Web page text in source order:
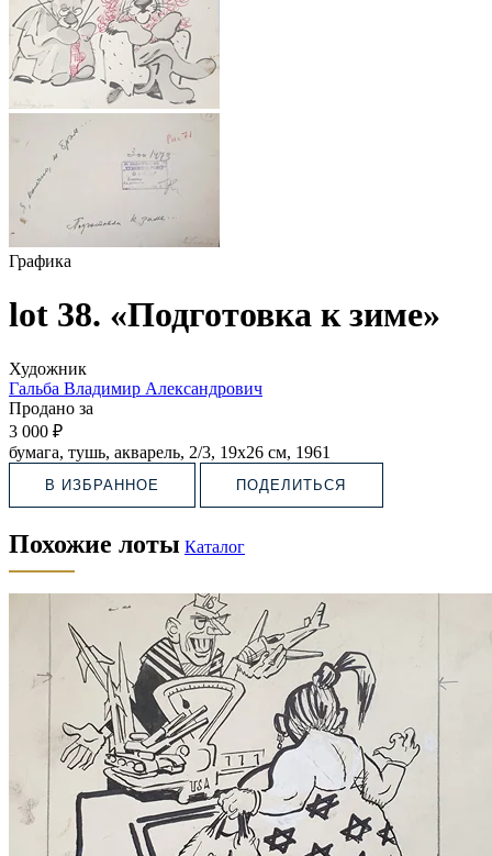
Графика
lot 38. «Подготовка к зиме»
Художник
Гальба Владимир Александрович
Продано за
3 000 ₽
бумага, тушь, акварель, 2/3, 19х26 см, 1961
В ИЗБРАННОЕ ПОДЕЛИТЬСЯ
Похожие лоты Каталог